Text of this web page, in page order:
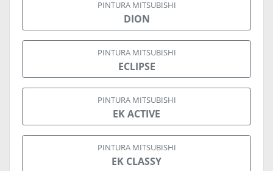
PINTURA MITSUBISHI
DION
PINTURA MITSUBISHI
ECLIPSE
PINTURA MITSUBISHI
EK ACTIVE
PINTURA MITSUBISHI
EK CLASSY